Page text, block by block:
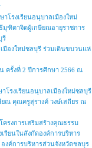
โรงเรียนอนุบาลเมืองใหม่
มุฑิตาจิตผู้เกษียณอายุราชการ
รี
มืองใหม่ชลบุรี ร่วมเดินขบวนแห่
ครั้งที่ 2 ปีการศึกษา 2566 ณ
โรงเรียนอนุบาลเมืองใหม่ชลบุรี
ยณ คุณครูสุรางค์ วงษ์เสถียร ณ
รงการเสริมสร้างคุณธรรม
รียนในสังกัดองค์การบริหาร
งค์การบริหารส่วนจังหวัดชลบุร